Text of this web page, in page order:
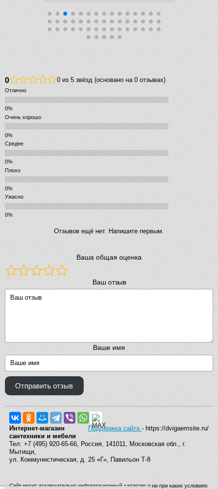
0 0 из 5 звёзд (основано на 0 отзывах)
Отлично
Очень хорошо
Средне
Плохо
Ужасно
Отзывов ещё нет. Напишите первым.
Ваша общая оценка
Ваш отзыв
Ваше имя
Отправить отзыв
Поддержка сайта- https://dvigaemsite.ru/
Интернет-магазин
сантехники и мебели
Тел: +7 (495) 920-65-66, Россия, 141011, Московская обл., г.
Мытищи,
ул. Коммунистическая, д. 25 «Г», Павильон Т-8
Сайт носит исключительно информационный характер и ни при каких условиях